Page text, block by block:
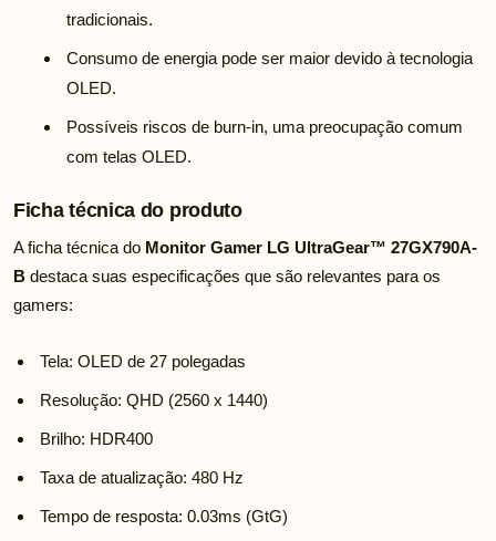
tradicionais.
Consumo de energia pode ser maior devido à tecnologia
OLED.
Possíveis riscos de burn-in, uma preocupação comum
com telas OLED.
Ficha técnica do produto
A ficha técnica do Monitor Gamer LG UltraGear™ 27GX790A-
B destaca suas especificações que são relevantes para os
gamers:
Tela: OLED de 27 polegadas
Resolução: QHD (2560 x 1440)
Brilho: HDR400
Taxa de atualização: 480 Hz
Tempo de resposta: 0.03ms (GtG)